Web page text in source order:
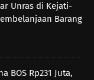
Unras di Kejati-
Barang
BOS Rp231 Juta,